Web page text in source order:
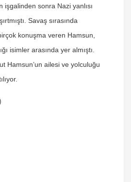
işgalinden sonra Nazi yanlısı
Savaş sırasında
konuşma veren Hamsun,
isimler arasında yer almıştı.
Hamsun’un ailesi ve yolculuğu